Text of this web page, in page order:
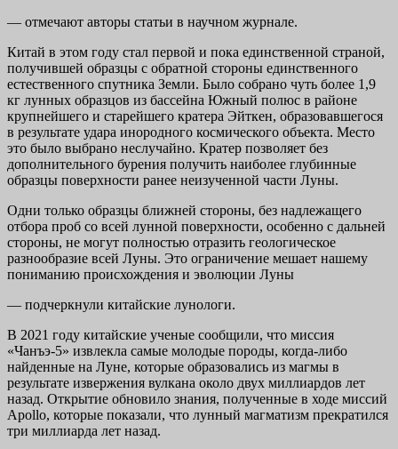
— отмечают авторы статьи в научном журнале.
Китай в этом году стал первой и пока единственной страной,
получившей образцы с обратной стороны единственного
естественного спутника Земли. Было собрано чуть более 1,9
кг лунных образцов из бассейна Южный полюс в районе
крупнейшего и старейшего кратера Эйткен, образовавшегося
в результате удара инородного космического объекта. Место
это было выбрано неслучайно. Кратер позволяет без
дополнительного бурения получить наиболее глубинные
образцы поверхности ранее неизученной части Луны.
Одни только образцы ближней стороны, без надлежащего
отбора проб со всей лунной поверхности, особенно с дальней
стороны, не могут полностью отразить геологическое
разнообразие всей Луны. Это ограничение мешает нашему
пониманию происхождения и эволюции Луны
— подчеркнули китайские лунологи.
В 2021 году китайские ученые сообщили, что миссия
«Чанъэ-5» извлекла самые молодые породы, когда-либо
найденные на Луне, которые образовались из магмы в
результате извержения вулкана около двух миллиардов лет
назад. Открытие обновило знания, полученные в ходе миссий
Apollo, которые показали, что лунный магматизм прекратился
три миллиарда лет назад.